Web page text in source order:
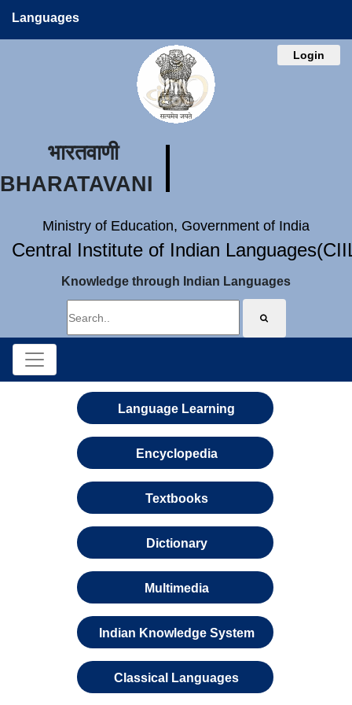
Languages
Login
भारतवाणी
BHARATAVANI
Ministry of Education, Government of India
Central Institute of Indian
Knowledge through Indian Languages
Language Learning
Encyclopedia
Textbooks
Dictionary
Multimedia
Indian Knowledge System
Classical Languages